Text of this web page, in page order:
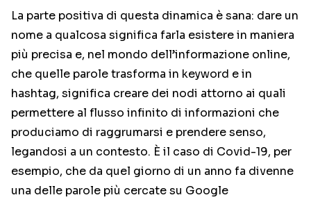
La parte positiva di questa dinamica è sana: dare un
nome a qualcosa significa farla esistere in maniera
più precisa e, nel mondo dell’informazione online,
che quelle parole trasforma in keyword e in
hashtag, significa creare dei nodi attorno ai quali
permettere al flusso infinito di informazioni che
produciamo di raggrumarsi e prendere senso,
legandosi a un contesto. È il caso di Covid-19, per
esempio, che da quel giorno di un anno fa divenne
una delle parole più cercate su Google